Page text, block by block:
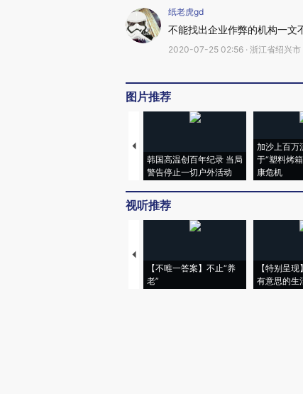
纸老虎gd
不能找出企业作弊的机构一文
2020-07-25 02:56 · 浙江省绍兴市
图片推荐
韩国高温创百年纪录 当局
警告停止一切户外活动
加沙上百万
于“塑料烤
康危机
视听推荐
【不唯一答案】不止“养
老”
【特别呈
有意思的生